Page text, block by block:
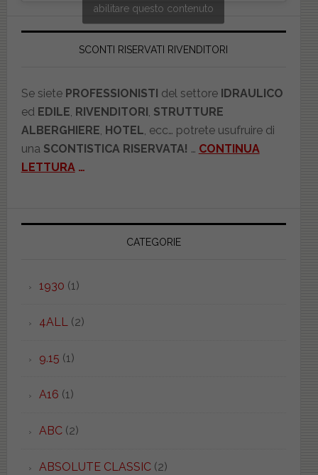
abilitare questo contenuto
SCONTI RISERVATI RIVENDITORI
Se siete PROFESSIONISTI del settore IDRAULICO
ed EDILE, RIVENDITORI , STRUTTURE
ALBERGHIERE, HOTEL, ecc… potrete usufruire di
una SCONTISTICA RISERVATA! … CONTINUA
LETTURA…
CATEGORIE
1930 (1)
4ALL(2)
9.15 (1)
A16 (1)
ABC(2)
ABSOLUTE CLASSIC(2)